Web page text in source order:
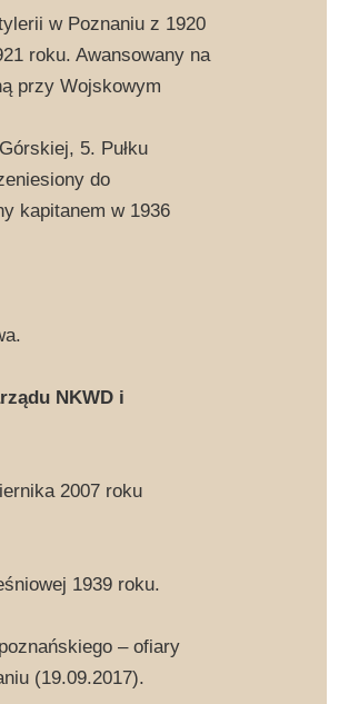
w Poznaniu z 1920
roku. Awansowany na
przy Wojskowym
5. Pułku
do
kapitanem w 1936
NKWD i
2007 roku
1939 roku.
– ofiary
(19.09.2017).